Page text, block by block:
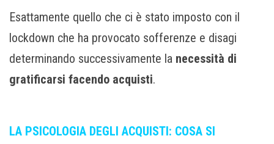
Esattamente quello che ci è stato imposto con il
lockdown che ha provocato sofferenze e disagi
determinando successivamente la necessità di
gratificarsi facendo acquisti.
LA PSICOLOGIA DEGLI ACQUISTI: COSA SI